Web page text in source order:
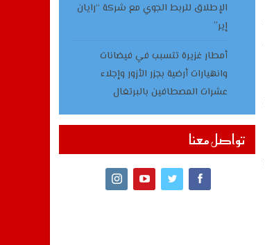
الإطلاق للربط الجوي مع شركة “رايان
إير”
أمطار غزيرة تتسبب في فيضانات
وانهيارات أرضية بجزر الأزور وإجلاء
عشرات المصطافين بالبرتغال
تواصل معنا